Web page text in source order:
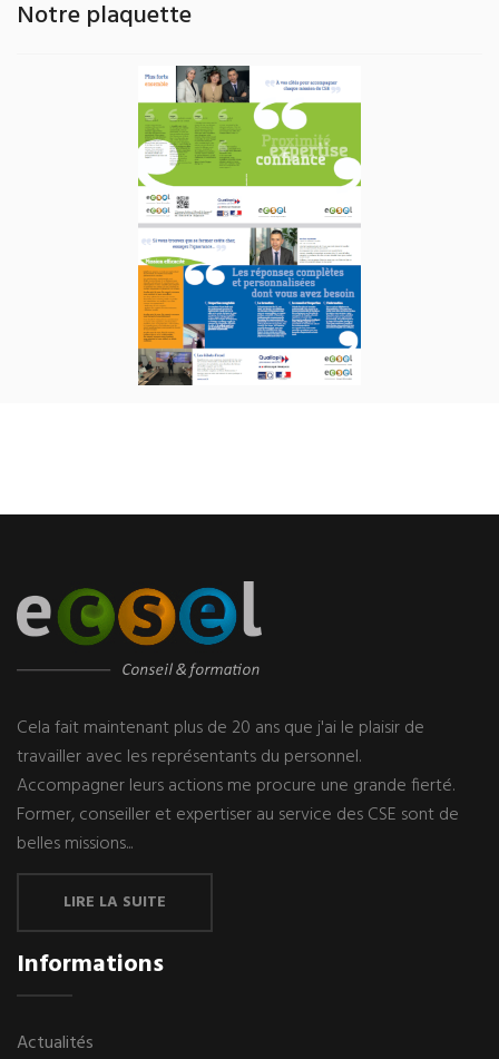
Notre plaquette
Cela fait maintenant plus de 20 ans que j'ai le plaisir de
travailler avec les représentants du personnel.
Accompagner leurs actions me procure une grande fierté.
Former, conseiller et expertiser au service des CSE sont de
belles missions...
LIRE LA SUITE
Informations
Actualités